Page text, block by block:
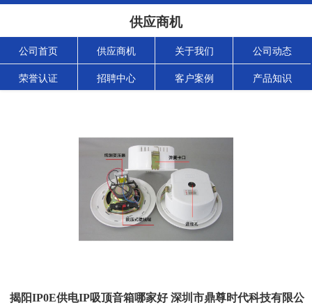
供应商机
公司首页 供应商机 关于我们 公司动态
荣誉认证 招聘中心 客户案例 产品知识
揭阳IP0E供电IP吸顶音箱哪家好 深圳市鼎尊时代科技有限公